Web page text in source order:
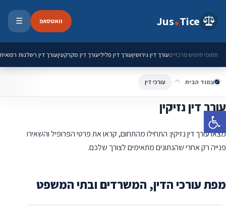
פתח סרגל נגישות
Jus Tice וואטסאפ ☰
תחומי חיפוש מרכזייםעורך דין גירושיןעורך דין פליליעורך דין מקרקעיןעורך דין רשלנות רפואית
עמוד הבית עורכי דין
עורך דין נזיקין
מצאו עורך דין נזיקין: התחילו מהתחום, קראו את פרטי הפרופיל והשאירו
פנייה רק אחרי שהנתונים מתאימים לצורך שלכם.
מפת עורכי הדין, המשרדים ובתי המשפט